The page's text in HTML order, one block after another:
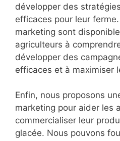
développer des
efficaces pour leur
marketing sont
agriculteurs à
développer des
efficaces et à maximiser
Enfin, nous proposons
marketing pour aider les
commercialiser leur
glacée. Nous pouvons